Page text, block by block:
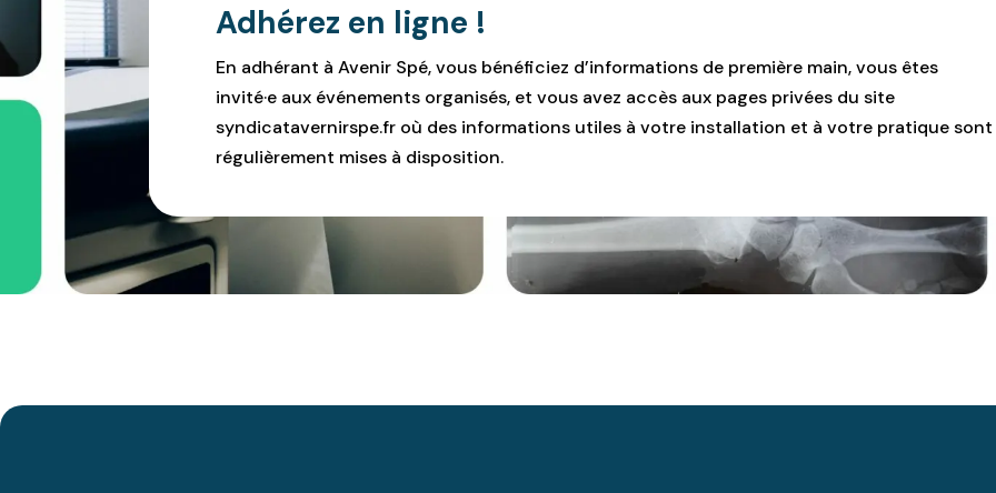
Adhérez en ligne !
En adhérant à Avenir Spé, vous bénéficiez d’informations de première main, vous êtes
invité·e aux événements organisés, et vous avez accès aux pages privées du site
syndicatavernirspe.fr où des informations utiles à votre installation et à votre pratique sont
régulièrement mises à disposition.